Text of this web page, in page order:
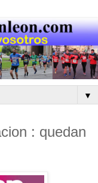
▼
: quedan